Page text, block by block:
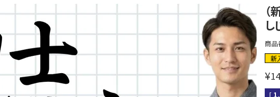
（
し
商品
新
¥
[